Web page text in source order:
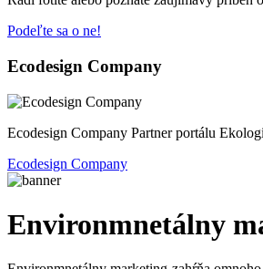
Podeľte sa o ne!
Ecodesign Company
Ecodesign Company Partner portálu
Ecodesign Company
Environmnetálny